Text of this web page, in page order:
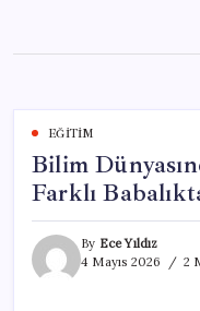
content
EĞITIM
Bilim
Farklı
By Ece Yıldız
4 Mayıs 2026
2